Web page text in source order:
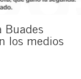
Buades
los medios